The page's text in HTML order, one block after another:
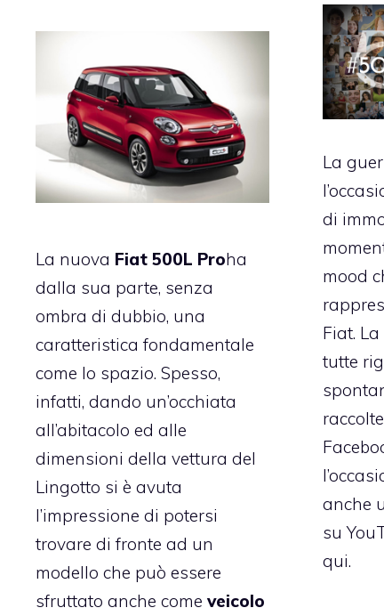
La
di
mood
Fiat.
tutte
anche
su
qui.
La nuova Fiat 500L Proha
dalla sua parte, senza
ombra di dubbio, una
caratteristica fondamentale
come lo spazio. Spesso,
infatti, dando un’occhiata
all’abitacolo ed alle
dimensioni della vettura del
Lingotto si è avuta
l’impressione di potersi
trovare di fronte ad un
modello che può essere
sfruttato anche come veicolo